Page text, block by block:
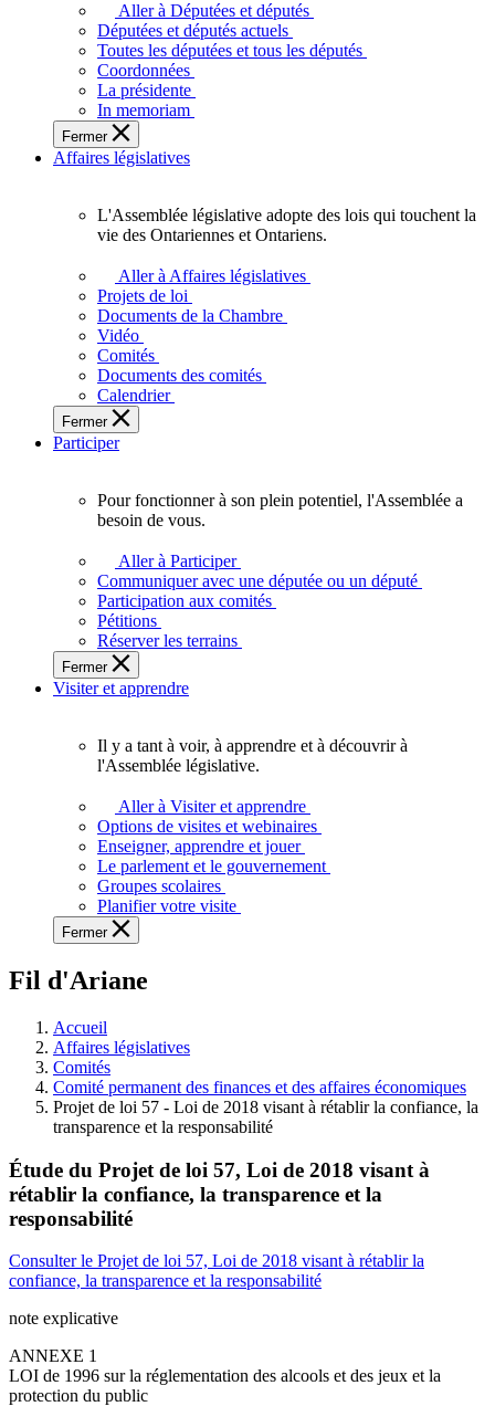
députés
vous
représentent
sein
de
l'Assemblée
législative
l'Ontario.
Aller à Députées et députés
Députées et députés actuels
Toutes les députées et tous les députés
Coordonnées
La présidente
In memoriam
Fermer
Affaires législatives
L'Assemblée
adopte
touchent
des
Ontariennes
et
L'Assemblée législative adopte des lois qui touchent la
vie des Ontariennes et Ontariens.
Aller à Affaires législatives
Projets de loi
Documents de la Chambre
Vidéo
Comités
Documents des comités
Calendrier
Fermer
Participer
plein
potentiel,
l'Assemblée
a
besoin
de
Pour fonctionner à son plein potentiel, l'Assemblée a
besoin de vous.
Aller à Participer
Communiquer avec une députée ou un député
Participation aux comités
Pétitions
Réserver les terrains
Fermer
Visiter et apprendre
voir,
apprendre
et
à
à
législative.
Il y a tant à voir, à apprendre et à découvrir à
l'Assemblée législative.
Aller à Visiter et apprendre
Options de visites et webinaires
Enseigner, apprendre et jouer
Le parlement et le gouvernement
Groupes scolaires
Planifier votre visite
Fermer
Fil d'Ariane
Accueil
Affaires législatives
Comités
Comité permanent des finances et des affaires économiques
Projet de loi 57 - Loi de 2018 visant à rétablir la confiance, la
transparence et la responsabilité
Étude du Projet de loi 57, Loi de 2018 visant à
rétablir la confiance, la transparence et la
responsabilité
Consulter le Projet de loi 57, Loi de 2018 visant à rétablir la
confiance, la transparence et la responsabilité
note explicative
ANNEXE 1
LOI de 1996 sur la réglementation des alcools et des jeux et la
protection du public